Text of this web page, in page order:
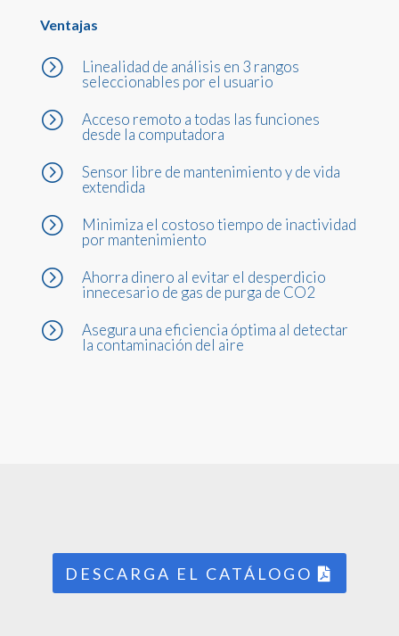
Ventajas
=
Linealidad de análisis en 3 rangos
seleccionables por el usuario
=
Acceso remoto a todas las funciones
desde la computadora
=
Sensor libre de mantenimiento y de vida
extendida
=
Minimiza el costoso tiempo de inactividad
por mantenimiento
=
Ahorra dinero al evitar el desperdicio
innecesario de gas de purga de CO2
=
Asegura una eficiencia óptima al detectar
la contaminación del aire
DESCARGA EL CATÁLOGO